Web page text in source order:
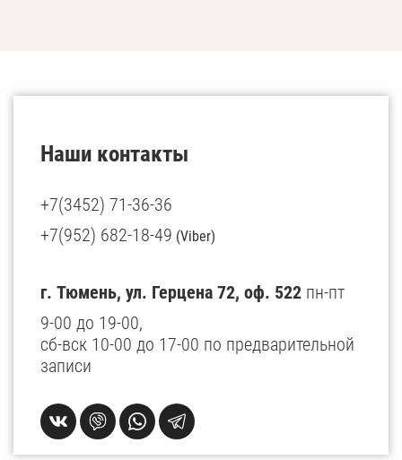
Наши контакты
+7(3452) 71-36-36
+7(952) 682-18-49 (Viber)
г. Тюмень, ул. Герцена 72, оф. 522 пн-пт
9-00 до 19-00,
сб-вск 10-00 до 17-00 по предварительной
записи